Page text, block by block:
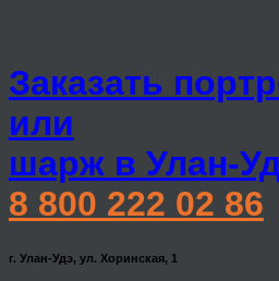
Заказать
или
шарж в Улан-
8 800 222 02 86
г. Улан-Удэ, ул. Хоринская, 1